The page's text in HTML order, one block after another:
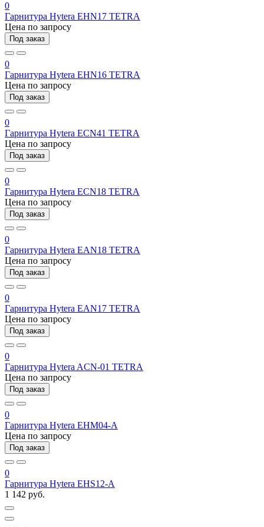
0
Гарнитура Hytera EHN17 TETRA
Цена по запросу
Под заказ
0
Гарнитура Hytera EHN16 TETRA
Цена по запросу
Под заказ
0
Гарнитура Hytera ECN41 TETRA
Цена по запросу
Под заказ
0
Гарнитура Hytera ECN18 TETRA
Цена по запросу
Под заказ
0
Гарнитура Hytera EAN18 TETRA
Цена по запросу
Под заказ
0
Гарнитура Hytera EAN17 TETRA
Цена по запросу
Под заказ
0
Гарнитура Hytera ACN-01 TETRA
Цена по запросу
Под заказ
0
Гарнитура Hytera EHM04-A
Цена по запросу
Под заказ
0
Гарнитура Hytera EHS12-A
1 142 руб.